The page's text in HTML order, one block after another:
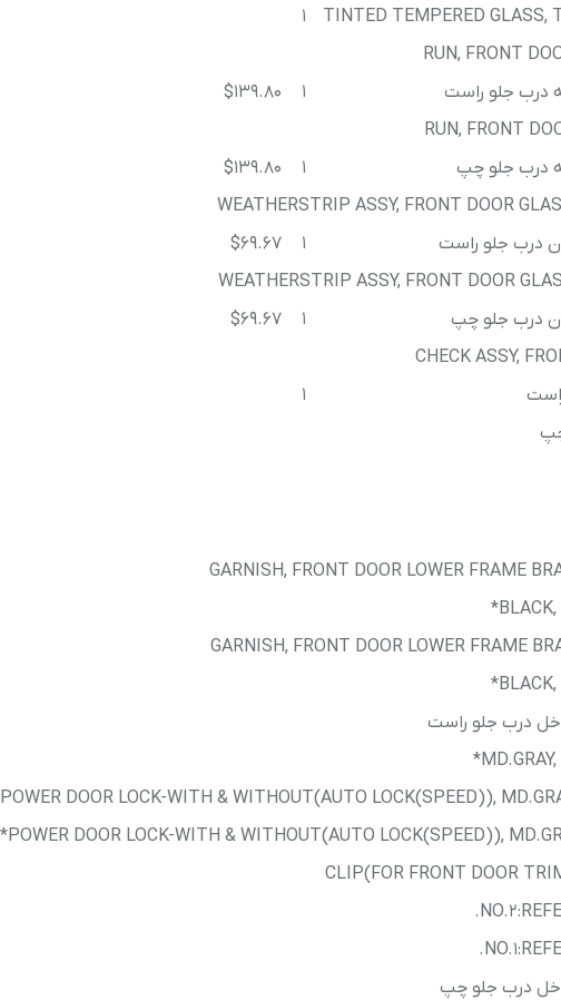
TINTED TEMPERED GLASS,
1
RUN, FRONT
درب جلو راست 1
$139.80
RUN, FRONT
درب جلو چپ 1
$139.80
WEATHERSTRIP ASSY, FRONT DOOR
درب جلو راست 1
$69.67
WEATHERSTRIP ASSY, FRONT DOOR
درب جلو چپ 1
$69.67
CHECK ASSY,
1
GARNISH, FRONT DOOR LOWER FRAME
BLACK,
GARNISH, FRONT DOOR LOWER FRAME
BLACK,
درب جلو راست
POWER DOOR LOCK-WITH & WITHOUT(AUTO LOCK(SPEED)),
POWER DOOR LOCK-WITH & WITHOUT(AUTO LOCK(SPEED)),
CLIP(FOR FRONT DOOR
درب جلو چپ